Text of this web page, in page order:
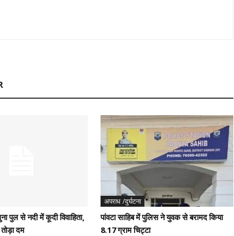
पुल से नदी में कूदी विवाहिता,
दम
अपराध /दुर्घटना
पांवटा साहिब में पुलिस ने युवक से बरामद किया
8.17 ग्राम चिट्टा